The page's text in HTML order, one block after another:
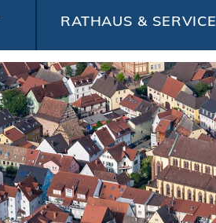
RATHAUS & SERVICE